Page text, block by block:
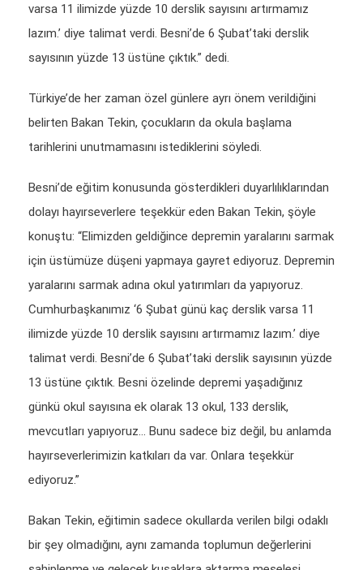
varsa 11 ilimizde yüzde 10 derslik sayısını artırmamız
lazım.’ diye talimat verdi. Besni’de 6 Şubat’taki derslik
sayısının yüzde 13 üstüne çıktık.” dedi.
Türkiye’de her zaman özel günlere ayrı önem verildiğini
belirten Bakan Tekin, çocukların da okula başlama
tarihlerini unutmamasını istediklerini söyledi.
Besni’de eğitim konusunda gösterdikleri duyarlılıklarından
dolayı hayırseverlere teşekkür eden Bakan Tekin, şöyle
konuştu: “Elimizden geldiğince depremin yaralarını sarmak
için üstümüze düşeni yapmaya gayret ediyoruz. Depremin
yaralarını sarmak adına okul yatırımları da yapıyoruz.
Cumhurbaşkanımız ‘6 Şubat günü kaç derslik varsa 11
ilimizde yüzde 10 derslik sayısını artırmamız lazım.’ diye
talimat verdi. Besni’de 6 Şubat’taki derslik sayısının yüzde
13 üstüne çıktık. Besni özelinde depremi yaşadığınız
günkü okul sayısına ek olarak 13 okul, 133 derslik,
mevcutları yapıyoruz… Bunu sadece biz değil, bu anlamda
hayırseverlerimizin katkıları da var. Onlara teşekkür
ediyoruz.”
Bakan Tekin, eğitimin sadece okullarda verilen bilgi odaklı
bir şey olmadığını, aynı zamanda toplumun değerlerini